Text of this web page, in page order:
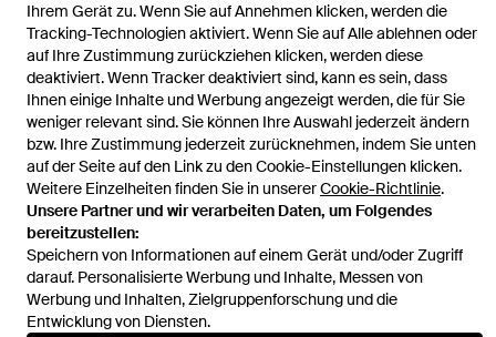
Ihrem Gerät zu. Wenn Sie auf Annehmen klicken, werden die
Tracking-Technologien aktiviert. Wenn Sie auf Alle ablehnen oder
auf Ihre Zustimmung zurückziehen klicken, werden diese
deaktiviert. Wenn Tracker deaktiviert sind, kann es sein, dass
Ihnen einige Inhalte und Werbung angezeigt werden, die für Sie
weniger relevant sind. Sie können Ihre Auswahl jederzeit ändern
bzw. Ihre Zustimmung jederzeit zurücknehmen, indem Sie unten
auf der Seite auf den Link zu den Cookie-Einstellungen klicken.
Weitere Einzelheiten finden Sie in unsererCookie-Richtlinie.
Unsere Partner und wir verarbeiten Daten, um Folgendes
bereitzustellen:
Speichern von Informationen auf einem Gerät und/oder Zugriff
darauf. Personalisierte Werbung und Inhalte, Messen von
Werbung und Inhalten, Zielgruppenforschung und die
Entwicklung von Diensten.
Hilfe und Informationen